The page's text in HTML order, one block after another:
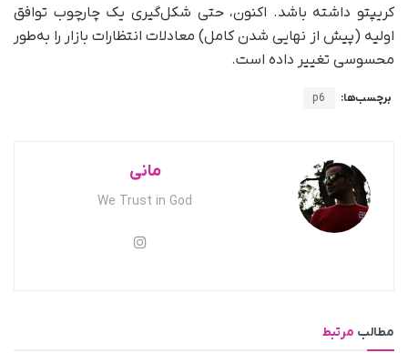
کریپتو داشته باشد. اکنون، حتی شکل‌گیری یک چارچوب توافق
اولیه (پیش از نهایی شدن کامل) معادلات انتظارات بازار را به‌طور
محسوسی تغییر داده است.
برچسب‌ها: p6
مانی
We Trust in God
مطالب مرتبط